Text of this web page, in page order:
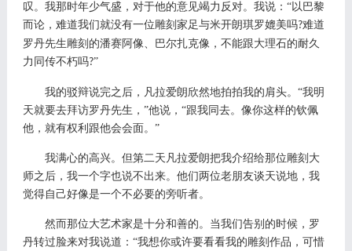
叹。我那时年少气盛，对于他的意见竭力反对。我说： “以巴黎
而论，难道我们就没有一位雕刻家足与米开朗琪罗媲美吗?难道
罗丹先生雕刻的潘赛阿像、巴尔扎克像，不能跟大理石的耐久
力同传不朽吗?”
我的驳辩说完之后，凡拉爱朗欣然地拍拍我的肩头。 “我明
天就要去拜访罗丹先生，”他说，“跟我同去。像你这样的钦佩
他，就有权利跟他会会面。”
我满心的高兴。但第二天凡拉爱朗把我介绍给那位雕刻大
师之后，我一个字也说不出来。他们两位老朋友谈天说地，我
觉得自己好像是一个不必要的旁听者。
然而那位大艺术家是十分和善的。当我们告别的时候，罗
丹转过脸来对我说道： “我想你或许要看看我的雕刻作品，可惜